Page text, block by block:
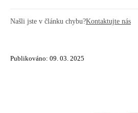
Našli jste v článku chybu?Kontaktujte nás
Publikováno: 09. 03. 2025